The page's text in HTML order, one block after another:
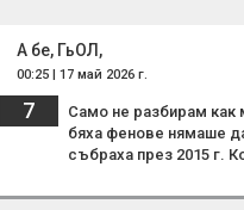
А бе, ГьОЛ,
00:25 | 17 май 2026 г.
7
Само не разбирам
бяха фенове нямаше
събраха през 2015 г.